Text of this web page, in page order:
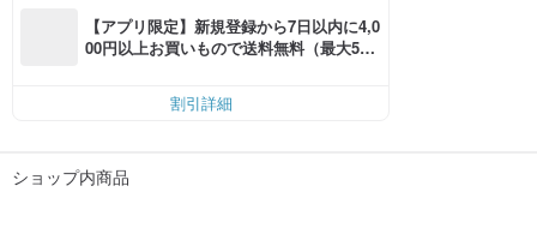
【アプリ限定】新規登録から7日以内に4,0
00円以上お買いもので送料無料（最大500
割引詳細
ショップ内商品